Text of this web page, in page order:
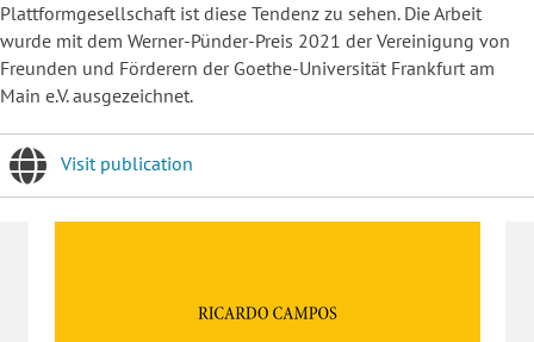
Plattformgesellschaft ist diese Tendenz zu sehen. Die Arbeit
wurde mit dem Werner-Pünder-Preis 2021 der Vereinigung von
Freunden und Förderern der Goethe-Universität Frankfurt am
Main e.V. ausgezeichnet.
Visit publication